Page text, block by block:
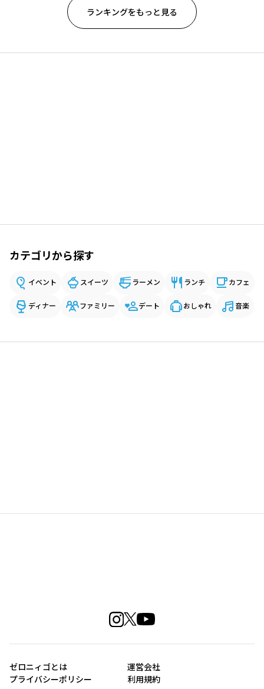
ランキングをもっと見る
カテゴリから探す
イベント スイーツ ラーメン ランチ カフェ
ディナー ファミリー デート おしゃれ 音楽
ゼロニィゴとは
運営会社
プライバシーポリシー
利用規約